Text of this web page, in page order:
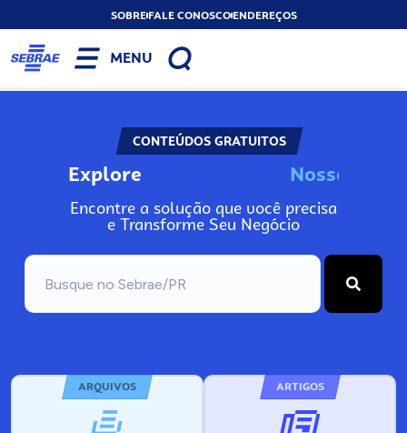
SOBREFALE CONOSCOENDEREÇOS
MENU
CONTEÚDOS GRATUITOS
Explore No
Encontre a solução que você precisa
e Transforme Seu Negócio
ARQUIVOS ARTIGOS